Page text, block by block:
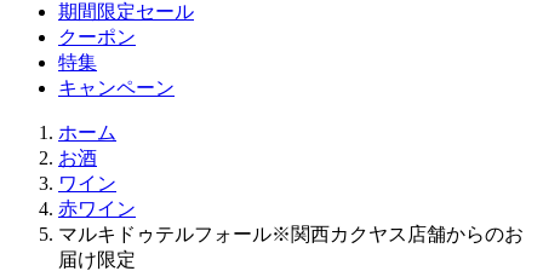
期間限定セール
クーポン
特集
キャンペーン
ホーム
お酒
ワイン
赤ワイン
マルキドゥテルフォール※関西カクヤス店舗からのお
届け限定